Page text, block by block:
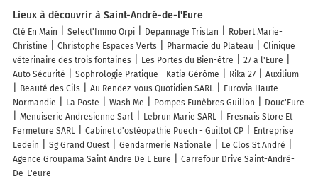
Lieux à découvrir à Saint-André-de-l'Eure
Clé En Main Select'Immo Orpi Depannage Tristan
Robert Marie-
Christine
Christophe Espaces Verts Pharmacie du Plateau
Clinique
véterinaire des trois fontaines
Les Portes du Bien-être
27 a l'Eure
Auto Sécurité
Sophrologie Pratique - Katia Gérôme Rika 27
Auxilium
Beauté des Cils
Au Rendez-vous Quotidien SARL
Eurovia Haute
Normandie
La Poste Wash Me Pompes Funèbres Guillon
Douc'Eure
Menuiserie Andresienne Sarl
Lebrun Marie SARL
Fresnais Store Et
Fermeture SARL
Cabinet d'ostéopathie Puech - Guillot CP
Entreprise
Ledein
Sg Grand Ouest Gendarmerie Nationale
Le Clos St André
Agence Groupama Saint Andre De L Eure
Carrefour Drive Saint-André-
De-L'eure